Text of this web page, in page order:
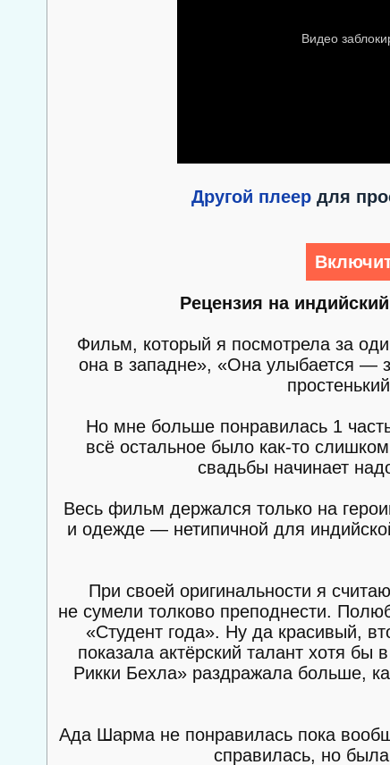
Другой плеер для
Рецензия на
Фильм, который я посмотрела за
она в западне», «Она улыбается —
Но мне больше понравилась 1
всё остальное было как-то
свадьбы начинает
Весь фильм держался только на
и одежде — нетипичной для
При своей оригинальности я
не сумели толково преподнести.
«Студент года». Ну да красивый,
показала актёрский талант хотя
Рикки Бехла» раздражала больше,
Ада Шарма не понравилась пока
справилась, но